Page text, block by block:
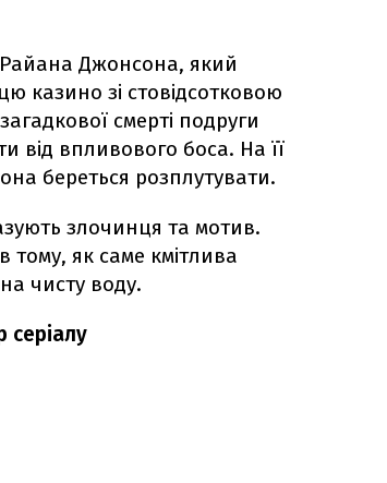
Джонсона, який
казино зі стовідсотковою
смерті подруги
від впливового боса. На її
береться розплутувати.
злочинця та мотив.
тому, як саме кмітлива
чисту воду.
серіалу